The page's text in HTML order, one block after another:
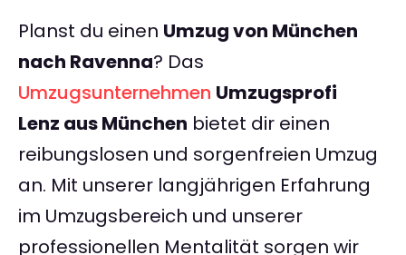
Planst du einen Umzug von München
nach Ravenna? Das
Umzugsunternehmen Umzugsprofi
Lenz aus München bietet dir einen
reibungslosen und sorgenfreien Umzug
an. Mit unserer langjährigen Erfahrung
im Umzugsbereich und unserer
professionellen Mentalität sorgen wir